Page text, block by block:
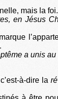
mais la foi.
en Jésus
a unis
à-dire la